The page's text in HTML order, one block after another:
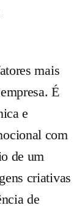
mais
É
e
com
de um
criativas
de